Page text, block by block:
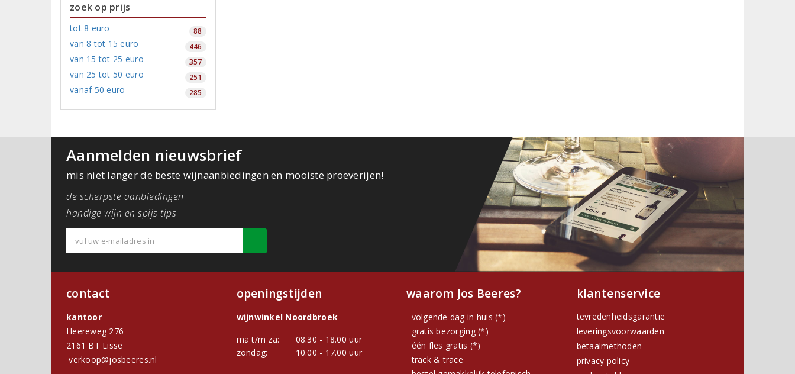
zoek op prijs
tot 8 euro 88
van 8 tot 15 euro 446
van 15 tot 25 euro 357
van 25 tot 50 euro 251
vanaf 50 euro 285
Aanmelden nieuwsbrief
mis niet langer de beste wijnaanbiedingen en mooiste proeverijen!
de scherpste aanbiedingen
handige wijn en spijs tips
contact
kantoor
Heereweg 276
2161 BT Lisse
verkoop@josbeeres.nl
openingstijden
wijnwinkel Noordbroek
ma t/m za:
08.30 - 18.00 uur
zondag:
10.00 - 17.00 uur
waarom Jos Beeres?
volgende dag in huis (*)
gratis bezorging (*)
één fles gratis (*)
track & trace
klantenservice
tevredenheidsgarantie
leveringsvoorwaarden
betaalmethoden
privacy policy